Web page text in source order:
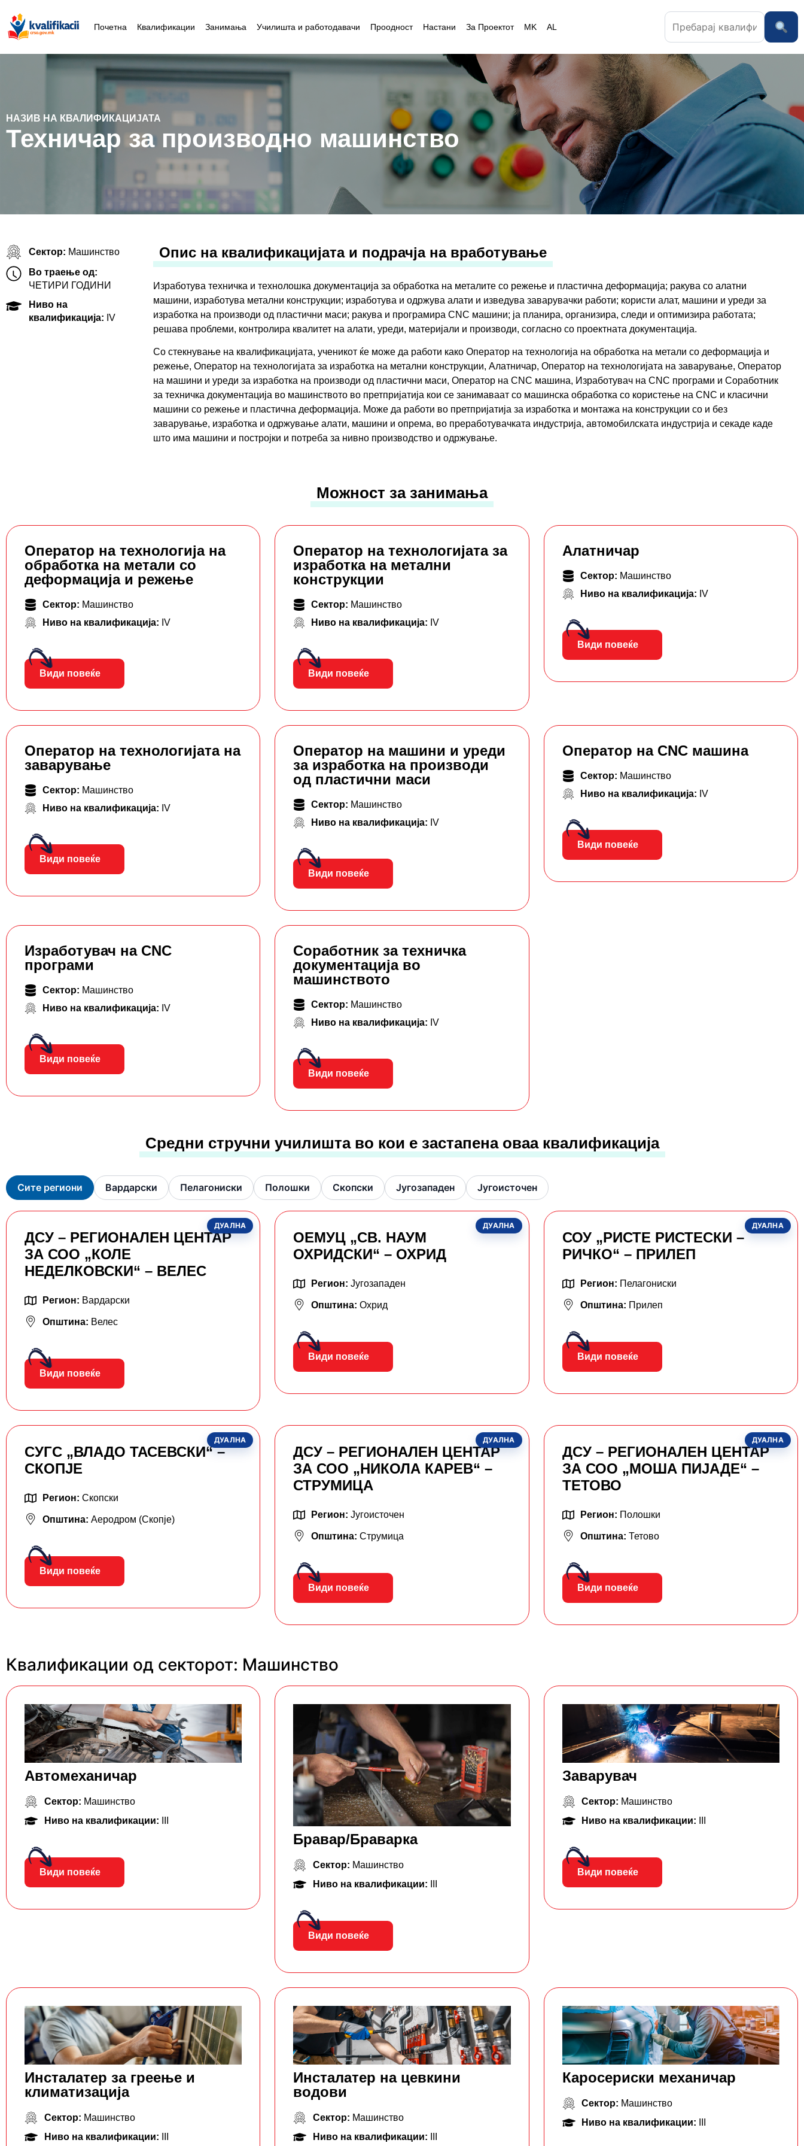
Почетна Квалификации Занимања Училишта и работодавачи Проодност Настани За Проектот MK AL
НАЗИВ НА КВАЛИФИКАЦИЈАТА
Техничар за производно машинство
Сектор: Машинство
Во траење од:
ЧЕТИРИ ГОДИНИ
Ниво на
квалификација: IV
Oпис на квалификацијата и подрачја на вработување
Изработува техничка и технолошка документација за обработка на металите со режење и пластична деформација; ракува со алатни
машини, изработува метални конструкции; изработува и одржува алати и изведува заварувачки работи; користи алат, машини и уреди за
изработка на производи од пластични маси; ракува и програмира CNC машини; ја планира, организира, следи и оптимизира работата;
решава проблеми, контролира квалитет на алати, уреди, материјали и производи, согласно со проектната документација.
Со стекнување на квалификацијатa, ученикот ќе може да работи како Оператор на технологија на обработка на метали со деформација и
режење, Оператор на технологијата за изработка на метални конструкции, Алатничар, Оператор на технологијата на заварување, Оператор
на машини и уреди за изработка на производи од пластични маси, Оператор на CNC машина, Изработувач на CNC програми и Соработник
за техничка документација во машинството во претпријатија кои се занимаваат со машинска обработка со користење на CNC и класични
машини со режење и пластична деформација. Може да работи во претпријатија за изработка и монтажа на конструкции со и без
заварување, изработка и одржување алати, машини и опрема, во преработувачката индустрија, автомобилската индустрија и секаде каде
што има машини и постројки и потреба за нивно производство и одржување.
Можност за занимања
Оператор на технологија на
обработка на метали со
деформација и режење
Сектор: Машинство
Ниво на квалификација: IV
Види повеќе
Оператор на технологијата за
изработка на метални
конструкции
Сектор: Машинство
Ниво на квалификација: IV
Види повеќе
Алатничар
Сектор: Машинство
Ниво на квалификација: IV
Види повеќе
Оператор на технологијата на
заварување
Сектор: Машинство
Ниво на квалификација: IV
Види повеќе
Оператор на машини и уреди
за изработка на производи
од пластични маси
Сектор: Машинство
Ниво на квалификација: IV
Види повеќе
Оператор на CNC машина
Сектор: Машинство
Ниво на квалификација: IV
Види повеќе
Изработувач на CNC
програми
Сектор: Машинство
Ниво на квалификација: IV
Види повеќе
Соработник за техничка
документација во
машинството
Сектор: Машинство
Ниво на квалификација: IV
Види повеќе
Средни стручни училишта во кои е застапена оваа квалификација
Сите региони Вардарски Пелагониски Полошки Скопски Југозападен Југоисточен
ДУАЛНА
ДСУ – РЕГИОНАЛЕН ЦЕНТАР
ЗА СОО „КОЛЕ
НЕДЕЛКОВСКИ“ – ВЕЛЕС
Регион: Вардарски
Општина: Велес
Види повеќе
ДУАЛНА
ОЕМУЦ „СВ. НАУМ
ОХРИДСКИ“ – ОХРИД
Регион:Југозападен
Општина:Охрид
Види повеќе
ДУАЛНА
СОУ „РИСТЕ РИСТЕСКИ –
РИЧКО“ – ПРИЛЕП
Регион: Пелагониски
Општина: Прилеп
Види повеќе
ДУАЛНА
СУГС „ВЛАДО ТАСЕВСКИ“ –
СКОПЈЕ
Регион: Скопски
Општина: Аеродром (Скопје)
Види повеќе
ДУАЛНА
ДСУ – РЕГИОНАЛЕН ЦЕНТАР
ЗА СОО „НИКОЛА КАРЕВ“ –
СТРУМИЦА
Регион:Југоисточен
Општина:Струмица
Види повеќе
ДУАЛНА
ДСУ – РЕГИОНАЛЕН ЦЕНТАР
ЗА СОО „МОША ПИЈАДЕ“ –
ТЕТОВО
Регион: Полошки
Општина: Тетово
Види повеќе
Квалификации од секторот: Машинство
Автомеханичар
Сектор: Машинство
Ниво на квалификации:
Види повеќе
Бравар/Браварка
Сектор: Машинство
Ниво на квалификации:
Види повеќе
Заварувач
Сектор: Машинство
Ниво на квалификации:
Види повеќе
Инсталатер за греење и
климатизација
Сектор: Машинство
Ниво на квалификации:
Инсталатер на цевкини
водови
Сектор: Машинство
Ниво на квалификации:
Каросериски механичар
Сектор: Машинство
Ниво на квалификации: